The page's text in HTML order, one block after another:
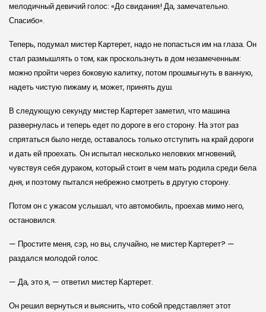
мелодичный девичий голос: «До свидания! Да, замечательно.
Спасибо».
Теперь, подумал мистер Картерет, надо не попасться им на глаза. Он
стал размышлять о том, как проскользнуть в дом незамеченным:
можно пройти через боковую калитку, потом прошмыгнуть в ванную,
надеть чистую пижаму и, может, принять душ.
В следующую секунду мистер Картерет заметил, что машина
развернулась и теперь едет по дороге в его сторону. На этот раз
спрятаться было негде, оставалось только отступить на край дороги
и дать ей проехать. Он испытал несколько неловких мгновений,
чувствуя себя дураком, который стоит в чем мать родила среди бела
дня, и поэтому пытался небрежно смотреть в другую сторону.
Потом он с ужасом услышал, что автомобиль, проехав мимо него,
остановился.
— Простите меня, сэр, но вы, случайно, не мистер Картерет? —
раздался молодой голос.
— Да, это я, — ответил мистер Картерет.
Он решил вернуться и выяснить, что собой представляет этот